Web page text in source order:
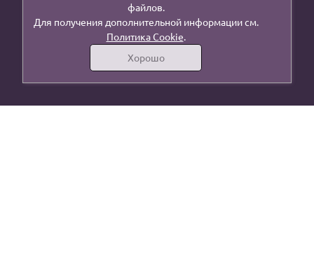
файлов.
Для получения дополнительной информации см.
Политика Cookie.
Хорошо